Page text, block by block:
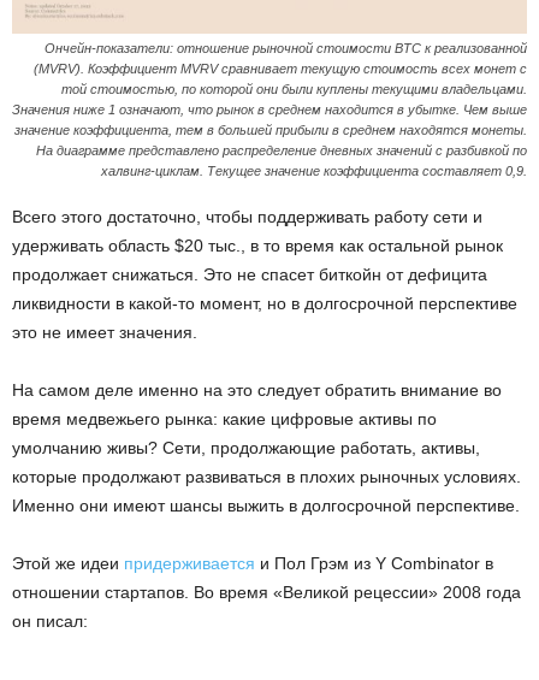
Ончейн-показатели: отношение рыночной стоимости BTC к реализованной
(MVRV). Коэффициент MVRV сравнивает текущую стоимость всех монет с
той стоимостью, по которой они были куплены текущими владельцами.
Значения ниже 1 означают, что рынок в среднем находится в убытке. Чем выше
значение коэффициента, тем в большей прибыли в среднем находятся монеты.
На диаграмме представлено распределение дневных значений с разбивкой по
халвинг-циклам. Текущее значение коэффициента составляет 0,9.
Всего этого достаточно, чтобы поддерживать работу сети и
удерживать область $20 тыс., в то время как остальной рынок
продолжает снижаться. Это не спасет биткойн от дефицита
ликвидности в какой-то момент, но в долгосрочной перспективе
это не имеет значения.
На самом деле именно на это следует обратить внимание во
время медвежьего рынка: какие цифровые активы по
умолчанию живы? Сети, продолжающие работать, активы,
которые продолжают развиваться в плохих рыночных условиях.
Именно они имеют шансы выжить в долгосрочной перспективе.
Этой же идеи придерживается и Пол Грэм из Y Combinator в
отношении стартапов. Во время «Великой рецессии» 2008 года
он писал: